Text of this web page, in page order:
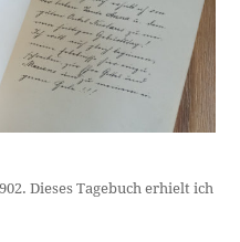
Dieses Tagebuch erhielt ich